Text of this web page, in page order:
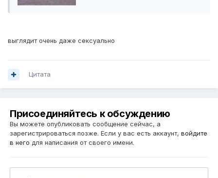
выглядит очень даже сексуально
Цитата
Присоединяйтесь к обсуждению
Вы можете опубликовать сообщение сейчас, а
зарегистрироваться позже. Если у вас есть аккаунт, войдите
в него для написания от своего имени.